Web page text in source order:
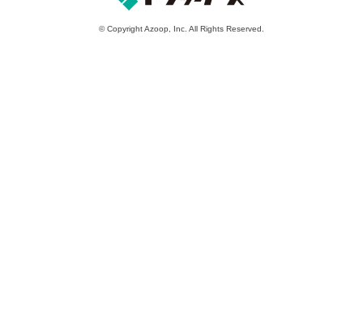
© Copyright Azoop, Inc. All Rights Reserved.